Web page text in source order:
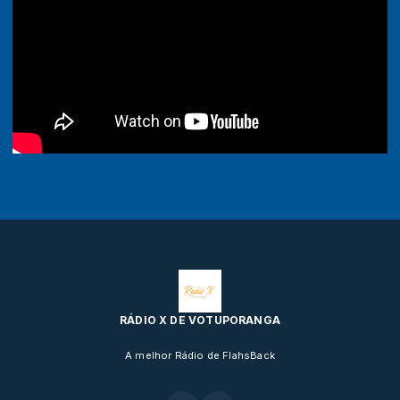
RÁDIO X DE VOTUPORANGA
A melhor Rádio de FlahsBack